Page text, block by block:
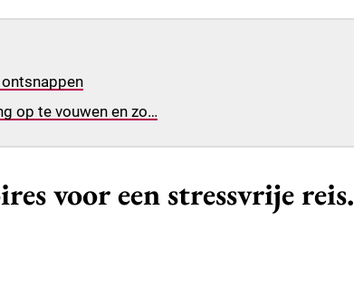
op te vouwen en zo…
voor een stressvrije reis.